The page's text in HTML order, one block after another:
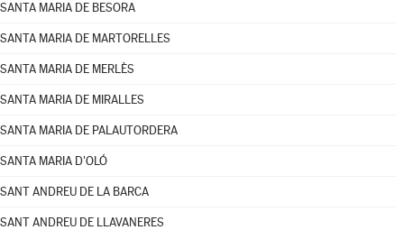
SANTA MARIA DE BESORA
SANTA MARIA DE MARTORELLES
SANTA MARIA DE MERLÈS
SANTA MARIA DE MIRALLES
SANTA MARIA DE PALAUTORDERA
SANTA MARIA D'OLÓ
SANT ANDREU DE LA BARCA
SANT ANDREU DE LLAVANERES